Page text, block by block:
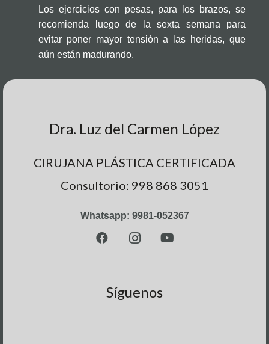
Los ejercicios con pesas, para los brazos, se
recomienda luego de la sexta semana para
evitar poner mayor tensión a las heridas, que
aún están madurando.
Dra. Luz del Carmen López
CIRUJANA PLÁSTICA CERTIFICADA
Consultorio: 998 868 3051
Whatsapp: 9981-052367
Síguenos